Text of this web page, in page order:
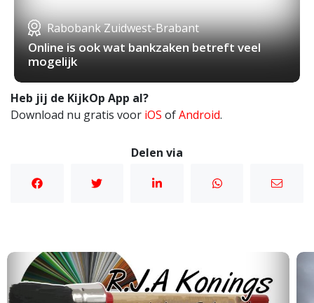
Rabobank Zuidwest-Brabant
Online is ook wat bankzaken betreft veel
mogelijk
Heb jij de KijkOp App al?
Download nu gratis voor iOS ofAndroid.
Delen via